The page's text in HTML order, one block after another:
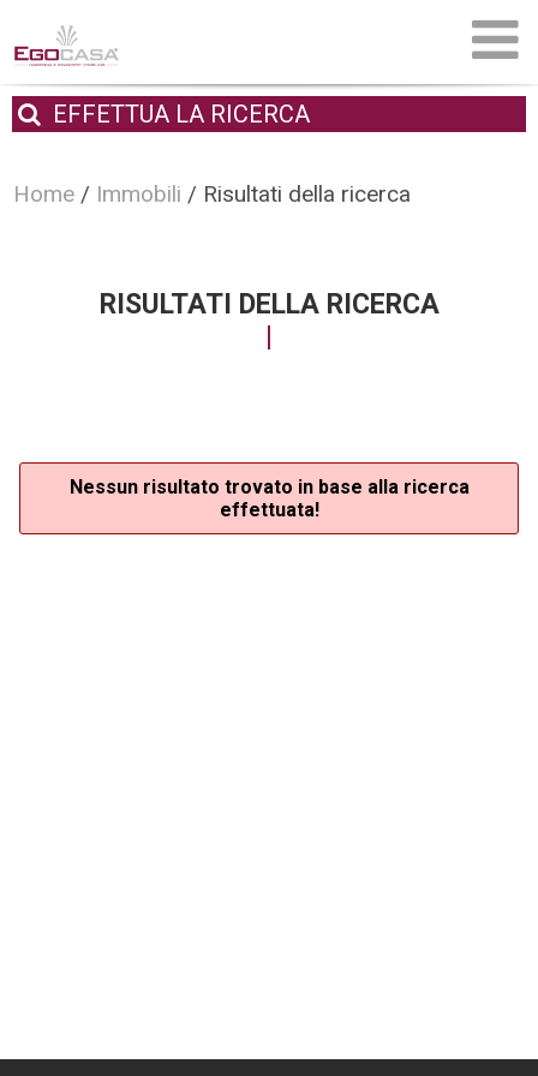
EFFETTUA LA RICERCA
Home / Immobili / Risultati della ricerca
RISULTATI DELLA RICERCA
Nessun risultato trovato in base alla ricerca
effettuata!